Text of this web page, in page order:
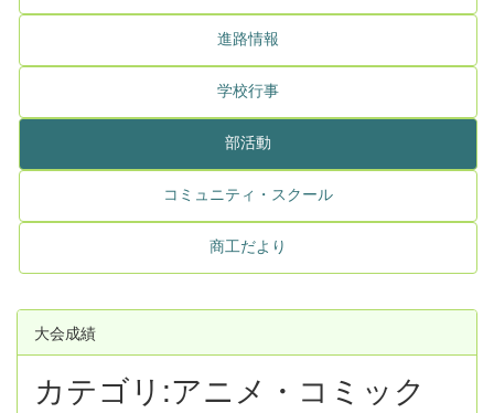
進路情報
学校行事
部活動
コミュニティ・スクール
商工だより
大会成績
カテゴリ:アニメ・コミック